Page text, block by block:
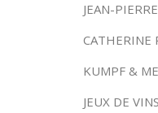
JEAN-
CATHERINE
KUMPF &
JEUX DE